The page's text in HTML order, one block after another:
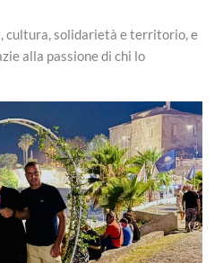
cultura, solidarietà e territorio, e
alla passione di chi lo